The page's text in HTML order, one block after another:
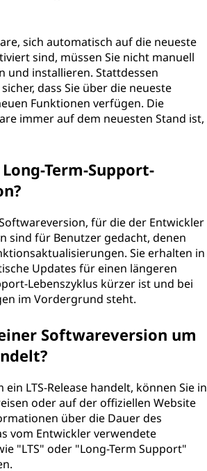
sich automatisch auf die neueste
sind, müssen Sie nicht manuell
und installieren. Stattdessen
dass Sie über die neueste
Funktionen verfügen. Die
immer auf dem neuesten Stand ist,
Term-Support-
für die der Entwickler
sind für Benutzer gedacht, denen
Sie erhalten in
Updates für einen längeren
Lebenszyklus kürzer ist und bei
im Vordergrund steht.
Softwareversion um
LTS-Release handelt, können Sie in
oder auf der offiziellen Website
über die Dauer des
vom Entwickler verwendete
"LTS" oder "Long-Term Support"